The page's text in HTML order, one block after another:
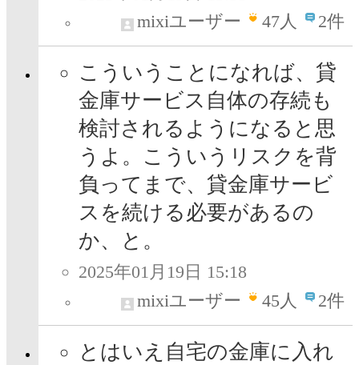
mixiユーザー
47人 2件
こういうことになれば、貸
金庫サービス自体の存続も
検討されるようになると思
うよ。こういうリスクを背
負ってまで、貸金庫サービ
スを続ける必要があるの
か、と。
2025年01月19日 15:18
mixiユーザー
45人 2件
とはいえ自宅の金庫に入れ